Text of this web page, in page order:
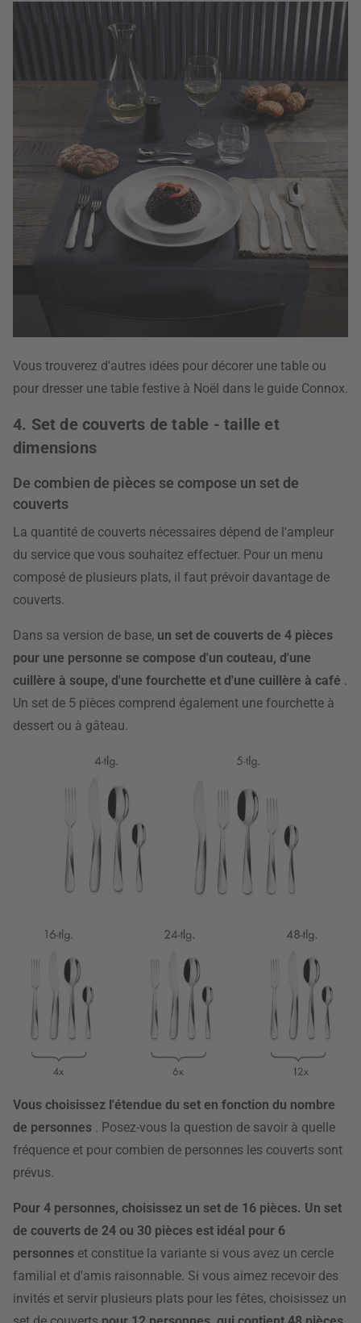
Vous trouverez d'autres idées pour décorer une table ou
pour dresser une table festive à Noël dans le guide Connox.
4. Set de couverts de table - taille et
dimensions
De combien de pièces se compose un set de
couverts
La quantité de couverts nécessaires dépend de l'ampleur
du service que vous souhaitez effectuer. Pour un menu
composé de plusieurs plats, il faut prévoir davantage de
couverts.
Dans sa version de base, un set de couverts de 4 pièces
pour une personne se compose d'un couteau, d'une
cuillère à soupe, d'une fourchette et d'une cuillère à café .
Un set de 5 pièces comprend également une fourchette à
dessert ou à gâteau.
Vous choisissez l'étendue du set en fonction du nombre
de personnes . Posez-vous la question de savoir à quelle
fréquence et pour combien de personnes les couverts sont
prévus.
Pour 4 personnes, choisissez un set de 16 pièces. Un set
de couverts de 24 ou 30 pièces est idéal pour 6
personnes et constitue la variante si vous avez un cercle
familial et d'amis raisonnable. Si vous aimez recevoir des
invités et servir plusieurs plats pour les fêtes, choisissez un